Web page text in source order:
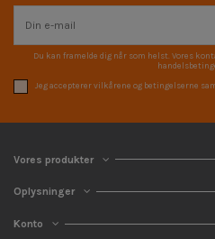
Du kan framelde dig når som helst. Vores
Jeg accepterer vilkårene og betingelserne
Vores produkter
Oplysninger
Konto